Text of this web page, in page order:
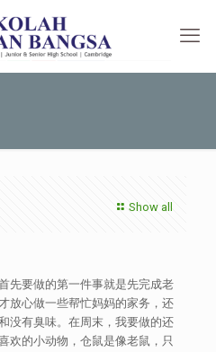
Show all
先要做的第一件事就是先完成老
放心做一些帮忙妈妈的家务，还
没有臭味。在周末，我要做的还
欢的小动物，仓鼠是像老鼠，只